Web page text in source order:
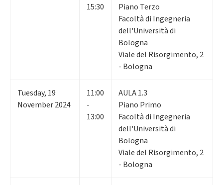
15:30
Piano Terzo
Facoltà di Ingegneria
dell'Università di
Bologna
Viale del Risorgimento, 2
- Bologna
Tuesday, 19
November 2024
11:00
-
13:00
AULA 1.3
Piano Primo
Facoltà di Ingegneria
dell'Università di
Bologna
Viale del Risorgimento, 2
- Bologna